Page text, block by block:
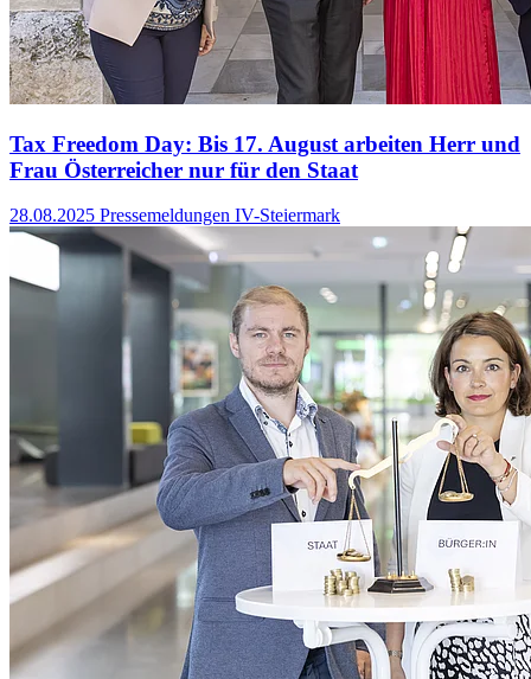
Tax Freedom Day: Bis 17. August arbeiten Herr und
Frau Österreicher nur für den Staat
28.08.2025 Pressemeldungen IV-Steiermark